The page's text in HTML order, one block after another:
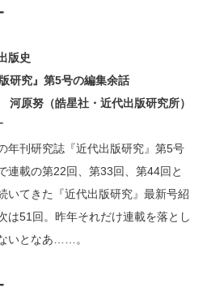
版史
研究』第5号の編集余話
河原努（皓星社・近代出版研究所）
年刊研究誌『近代出版研究』第5号
連載の第22回、第33回、第44回と
いてきた『近代出版研究』最新号紹
は51回。昨年それだけ連載を落とし
いとなあ……。